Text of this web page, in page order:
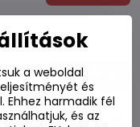
260g
Kosárba
citromfűvel
a weboldal
és
Ehhez harmadik fél
és az